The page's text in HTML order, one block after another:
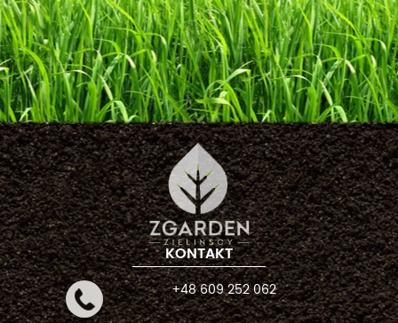
KONTAKT
+48 609 252 062